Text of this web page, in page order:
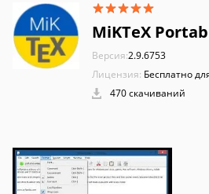
MiKTeX
Версия:2.9.6753
Лицензия: Бесплатно
470 скачиваний